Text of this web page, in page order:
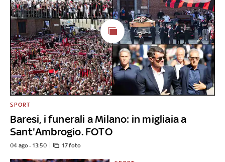
Baresi, i funerali a Milano: in migliaia a
Sant'Ambrogio. FOTO
SPORT
04 ago - 13:50 17 foto